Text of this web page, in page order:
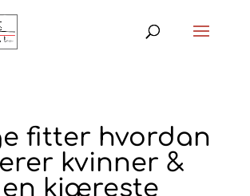
fitter hvordan
kvinner &
kjæreste